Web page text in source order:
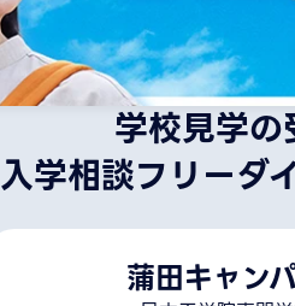
学校見学の
入学相談フリーダ
蒲田キャン